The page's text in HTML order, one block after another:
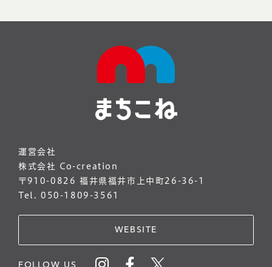
運営会社
株式会社 Co-creation
〒910-0826 福井県福井市上中町26-36-1
Tel. 050-1809-3561
WEBSITE
FOLLOW US